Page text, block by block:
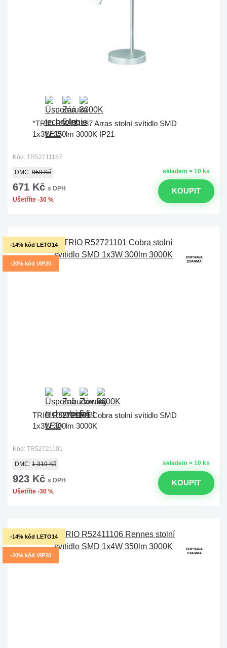
*TRIO R52711187 Arras stolní svítidlo SMD
1x3W 350lm 3000K IP21
Kód: TR52711187
skladem > 10 ks
DMC: 959 Kč
671 Kč s DPH
Ušetříte -30 %
KOUPIT
-14% kód LETO14
-20% kód VIP20
DOPRAVA
ZDARMA
TRIO R52721101 Cobra stolní svítidlo SMD
1x3W 300lm 3000K
Kód: TR52721101
skladem > 10 ks
DMC: 1 319 Kč
923 Kč s DPH
Ušetříte -30 %
KOUPIT
-14% kód LETO14
-20% kód VIP20
DOPRAVA
ZDARMA